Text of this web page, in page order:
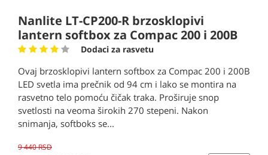
Nanlite LT-CP200-R brzosklopivi
lantern softbox za Compac 200 i 200B
Dodaci za rasvetu
Ovaj brzosklopivi lantern softbox za Compac 200 i 200B
LED svetla ima prečnik od 94 cm i lako se montira na
rasvetno telo pomoću čičak traka. Proširuje snop
svetlosti na veoma širokih 270 stepeni. Nakon
snimanja, softboks se...
9 440 RSD